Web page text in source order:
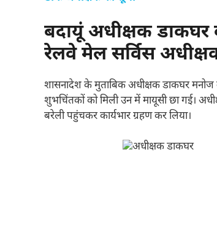
बदायूं अधीक्षक डाकघर
रेलवे मेल सर्विस
शासनादेश के मुताबिक अधीक्षक डाकघर
शुभचिंतकों को मिली उन में मायूसी छा गई।
बरेली पहुंचकर कार्यभार ग्रहण कर लिया।